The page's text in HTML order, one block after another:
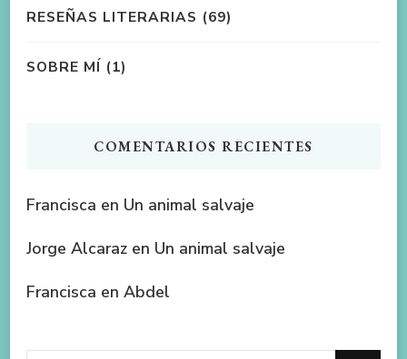
RESEÑAS LITERARIAS (69)
SOBRE MÍ (1)
COMENTARIOS RECIENTES
Francisca en Un animal salvaje
Jorge Alcaraz en Un animal salvaje
Francisca en Abdel